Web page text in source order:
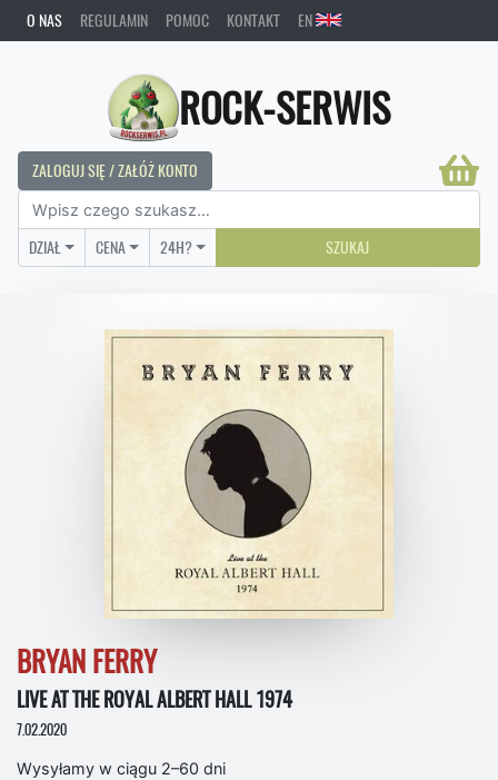
O NAS REGULAMIN POMOC KONTAKT EN
ROCK-SERWIS
ZALOGUJ SIĘ / ZAŁÓŻ KONTO
DZIAŁ CENA 24H? SZUKAJ
BRYAN FERRY
LIVE AT THE ROYAL ALBERT HALL 1974
7.02.2020
Wysyłamy w ciągu 2–60 dni